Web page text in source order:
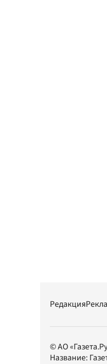
Редакция
© АО
Название: